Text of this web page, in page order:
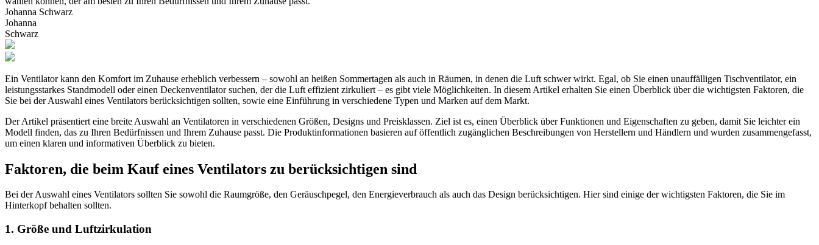
Johanna Schwarz
Johanna
Schwarz
Ein Ventilator kann den Komfort im Zuhause erheblich verbessern – sowohl an heißen Sommertagen als auch in Räumen, in denen die Luft schwer wirkt. Egal, ob Sie einen unauffälligen Tischventilator, ein
leistungsstarkes Standmodell oder einen Deckenventilator suchen, der die Luft effizient zirkuliert – es gibt viele Möglichkeiten. In diesem Artikel erhalten Sie einen Überblick über die wichtigsten Faktoren, die
Sie bei der Auswahl eines Ventilators berücksichtigen sollten, sowie eine Einführung in verschiedene Typen und Marken auf dem Markt.
Der Artikel präsentiert eine breite Auswahl an Ventilatoren in verschiedenen Größen, Designs und Preisklassen. Ziel ist es, einen Überblick über Funktionen und Eigenschaften zu geben, damit Sie leichter ein
Modell finden, das zu Ihren Bedürfnissen und Ihrem Zuhause passt. Die Produktinformationen basieren auf öffentlich zugänglichen Beschreibungen von Herstellern und Händlern und wurden zusammengefasst,
um einen klaren und informativen Überblick zu bieten.
Faktoren, die beim Kauf eines Ventilators zu berücksichtigen sind
Bei der Auswahl eines Ventilators sollten Sie sowohl die Raumgröße, den Geräuschpegel, den Energieverbrauch als auch das Design berücksichtigen. Hier sind einige der wichtigsten Faktoren, die Sie im
Hinterkopf behalten sollten.
1. Größe und Luftzirkulation